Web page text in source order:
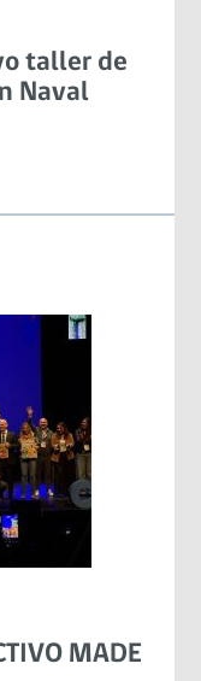
taller de
Naval
MADE